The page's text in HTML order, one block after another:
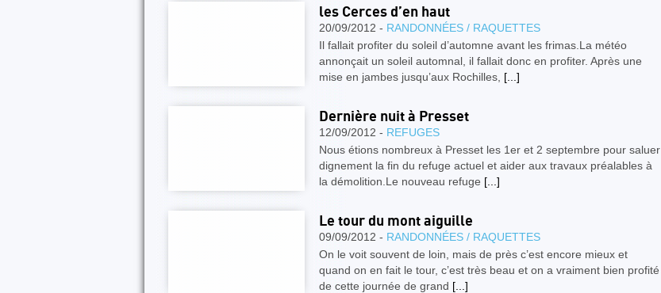
les Cerces d’en haut
20/09/2012 - RANDONNÉES / RAQUETTES
Il fallait profiter du soleil d’automne avant les frimas.La météo
annonçait un soleil automnal, il fallait donc en profiter. Après une
mise en jambes jusqu’aux Rochilles, [...]
Dernière nuit à Presset
12/09/2012 - REFUGES
Nous étions nombreux à Presset les 1er et 2 septembre pour saluer
dignement la fin du refuge actuel et aider aux travaux préalables à
la démolition.Le nouveau refuge [...]
Le tour du mont aiguille
09/09/2012 - RANDONNÉES / RAQUETTES
On le voit souvent de loin, mais de près c’est encore mieux et
quand on en fait le tour, c’est très beau et on a vraiment bien profité
de cette journée de grand [...]